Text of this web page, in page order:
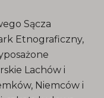
Sącza
Etnograficzny,
Lachów i
Niemców i